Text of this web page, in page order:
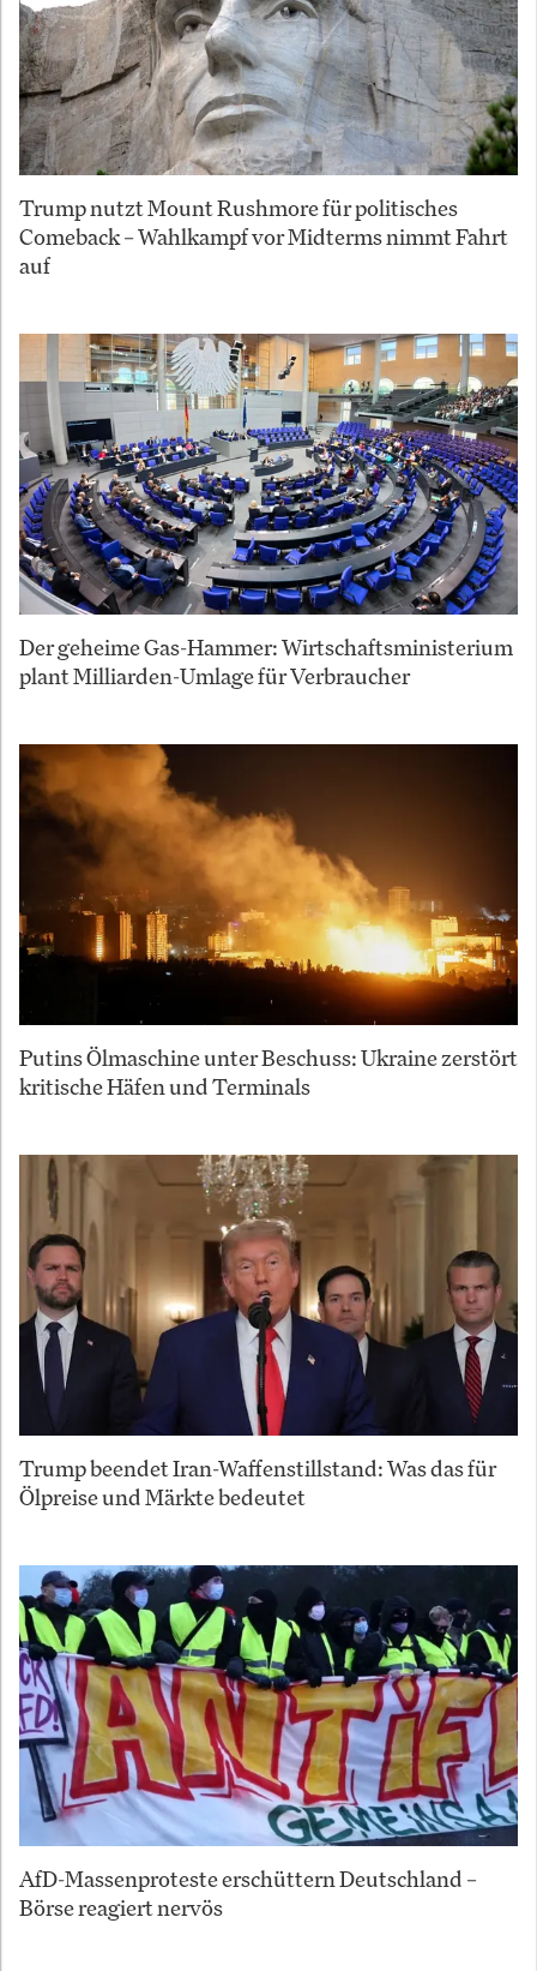
Trump nutzt Mount Rushmore für politisches
Comeback – Wahlkampf vor Midterms nimmt Fahrt
auf
Der geheime Gas-Hammer: Wirtschaftsministerium
plant Milliarden-Umlage für Verbraucher
Putins Ölmaschine unter Beschuss: Ukraine zerstört
kritische Häfen und Terminals
Trump beendet Iran-Waffenstillstand: Was das für
Ölpreise und Märkte bedeutet
AfD-Massenproteste erschüttern Deutschland –
Börse reagiert nervös